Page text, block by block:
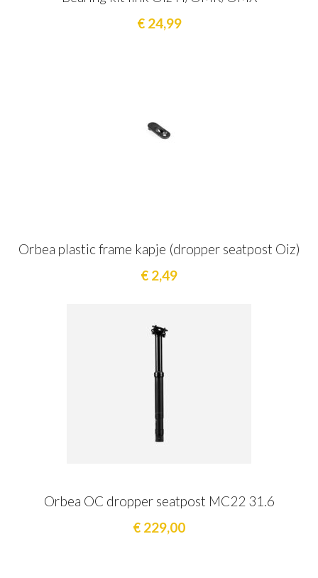
€ 24,99
Orbea plastic frame kapje (dropper seatpost Oiz)
€ 2,49
Orbea OC dropper seatpost MC22 31.6
€ 229,00